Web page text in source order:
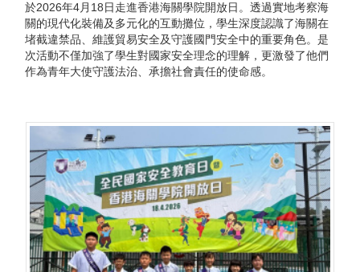
於2026年4月18日走進香港海關學院開放日。透過實地考察海
關的現代化裝備及多元化的互動攤位，學生深度認識了海關在
堵截違禁品、維護貿易安全及守護國門安全中的重要角色。是
次活動不僅加強了學生對國家安全理念的理解，更激發了他們
作為青年大使守護法治、承擔社會責任的使命感。